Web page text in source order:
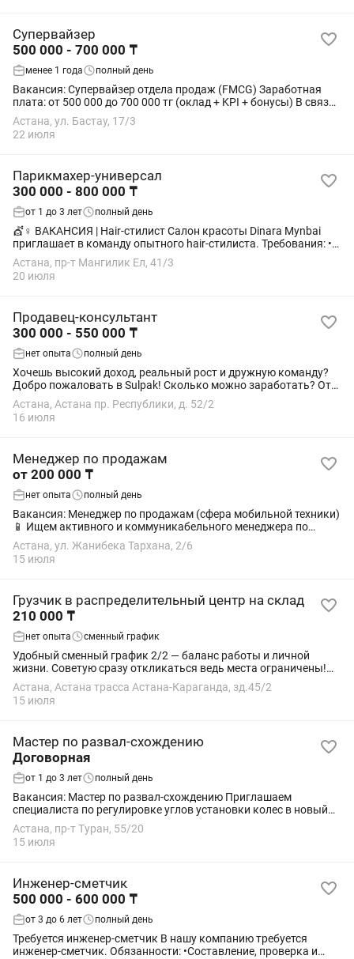
Супервайзер
500 000 - 700 000 ₸
менее 1 года полный день
Вакансия: Супервайзер отдела продаж (FMCG) Заработная
плата: от 500 000 до 700 000 тг (оклад + KPI + бонусы) В связи
с расширением компании приглашаем в команду
Супервайзера отдела...
Астана, ул. Бастау, 17/3
22 июля
Парикмахер-универсал
300 000 - 800 000 ₸
от 1 до 3 лет полный день
💇♀️ ВАКАНСИЯ | Hair-стилист Салон красоты Dinara Mynbai
приглашает в команду опытного hair-стилиста. Требования: •
Опыт работы от 2–3 лет. • Начинающих специалистов просьба
не беспокоить. • Умение...
Астана, пр-т Мангилик Ел, 41/3
20 июля
Продавец-консультант
300 000 - 550 000 ₸
нет опыта полный день
Хочешь высокий доход, реальный рост и дружную команду?
Добро пожаловать в Sulpak! Сколько можно заработать? От
300 000 до 550 000 т и больше — всё зависит от твоих продаж.
Доход без потолка — оклад +...
Астана, Астана пр. Республики, д. 52/2
16 июля
Менеджер по продажам
от 200 000 ₸
нет опыта полный день
Вакансия: Менеджер по продажам (сфера мобильной техники)
📱 Ищем активного и коммуникабельного менеджера по
продажам в нашу команду! Условия: • Оклад — 200 000 тг +
обед • Дополнительно — % от...
Астана, ул. Жанибека Тархана, 2/6
15 июля
Грузчик в распределительный центр на склад
210 000 ₸
нет опыта сменный график
Удобный сменный график 2/2 — баланс работы и личной
жизни. Советую сразу откликаться ведь места ограничены!
Sulpak – крупнейшая торговая компания Казахстана, лидер в
реализации электроники и бытовой...
Астана, Астана трасса Астана-Караганда, зд.45/2
15 июля
Мастер по развал-схождению
Договорная
от 1 до 3 лет полный день
Вакансия: Мастер по развал-схождению Приглашаем
специалиста по регулировке углов установки колес в новый
современный автосервис. СТО расположено на территории
действующего центра замены масла с...
Астана, пр-т Туран, 55/20
15 июля
Инженер-сметчик
500 000 - 600 000 ₸
от 3 до 6 лет полный день
Требуется инженер-сметчик В нашу компанию требуется
инженер-сметчик. Обязанности: •Составление, проверка и